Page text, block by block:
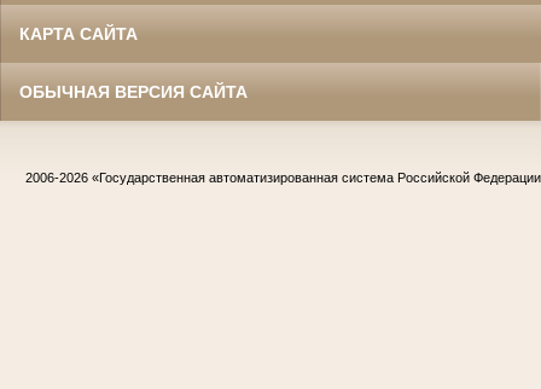
КАРТА САЙТА
ОБЫЧНАЯ ВЕРСИЯ САЙТА
2006-2026 «Государственная автоматизированная система Российской